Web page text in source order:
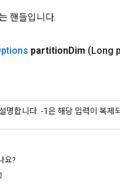
핸들입니다.
partitionDim (Long
명합니다. -1은 해당 입력이 복제
요?